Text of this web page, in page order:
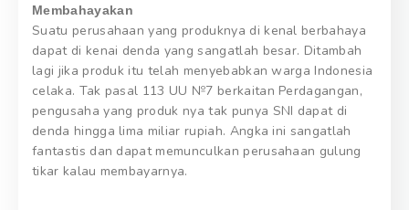
Membahayakan
Suatu perusahaan yang produknya di kenal berbahaya
dapat di kenai denda yang sangatlah besar. Ditambah
lagi jika produk itu telah menyebabkan warga Indonesia
celaka. Tak pasal 113 UU №7 berkaitan Perdagangan,
pengusaha yang produk nya tak punya SNI dapat di
denda hingga lima miliar rupiah. Angka ini sangatlah
fantastis dan dapat memunculkan perusahaan gulung
tikar kalau membayarnya.